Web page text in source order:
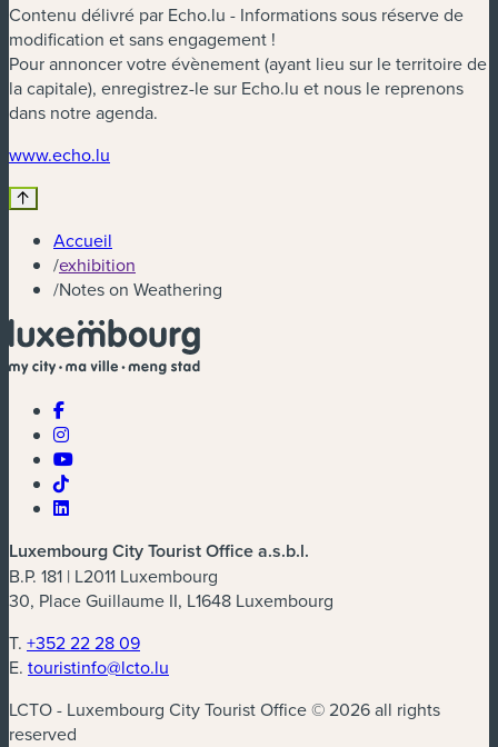
Contenu délivré par Echo.lu - Informations sous réserve de
modification et sans engagement !
Pour annoncer votre évènement (ayant lieu sur le territoire de
la capitale), enregistrez-le sur Echo.lu et nous le reprenons
dans notre agenda.
www.echo.lu
Accueil
/exhibition
/Notes on Weathering
Luxembourg City Tourist Office a.s.b.l.
B.P. 181 | L2011 Luxembourg
30, Place Guillaume II, L1648 Luxembourg
T. +352 22 28 09
E. touristinfo@lcto.lu
LCTO - Luxembourg City Tourist Office © 2026 all rights
reserved